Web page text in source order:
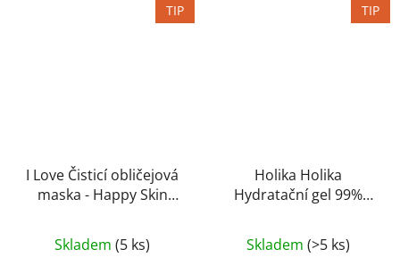
TIP
I Love Čisticí obličejová
maska - Happy Skin
Skladem (5 ks)
TIP
Holika Holika
Hydratační gel 99%
Skladem (>5 ks)